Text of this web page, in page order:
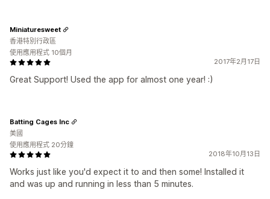
2017年2月17日
Great Support! Used the app for almost one year! :)
Miniaturesweet
香港特別行政區
使用應用程式 10個月
2018年10月13日
Works just like you'd expect it to and then some! Installed it
and was up and running in less than 5 minutes.
Batting Cages Inc
美國
使用應用程式 20分鐘